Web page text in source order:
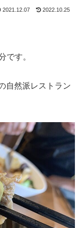
2021.12.07 2022.10.25
です。
自然派レストラン